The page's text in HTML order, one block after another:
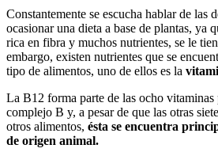
Constantemente se escucha hablar de las
ocasionar una dieta a base de plantas, ya
rica en fibra y muchos nutrientes, se le
embargo, existen nutrientes que se
tipo de alimentos, uno de ellos es la
La B12 forma parte de las ocho vitaminas
complejo B y, a pesar de que las otras
otros alimentos, ésta se encuentra
de origen animal.